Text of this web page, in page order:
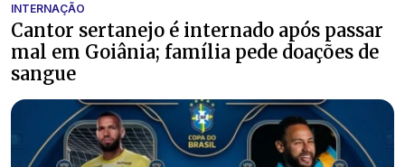
INTERNAÇÃO
Cantor sertanejo é internado após passar
mal em Goiânia; família pede doações de
sangue